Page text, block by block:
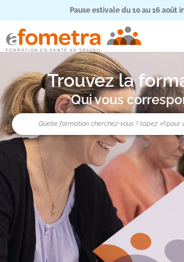
Pause estivale du 10 au 16 août
Trouvez la
Qui vous
search
Rechercher